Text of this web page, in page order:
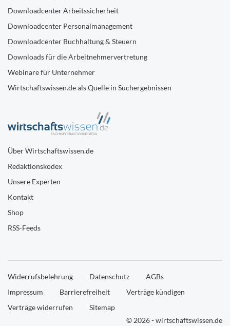
Downloadcenter Arbeitssicherheit
Downloadcenter Personalmanagement
Downloadcenter Buchhaltung & Steuern
Downloads für die Arbeitnehmervertretung
Webinare für Unternehmer
Wirtschaftswissen.de als Quelle in Suchergebnissen
Über Wirtschaftswissen.de
Redaktionskodex
Unsere Experten
Kontakt
Shop
RSS-Feeds
Widerrufsbelehrung Datenschutz
AGBs
Impressum
Barrierefreiheit
Verträge kündigen
Verträge widerrufen
Sitemap
© 2026 - wirtschaftswissen.de